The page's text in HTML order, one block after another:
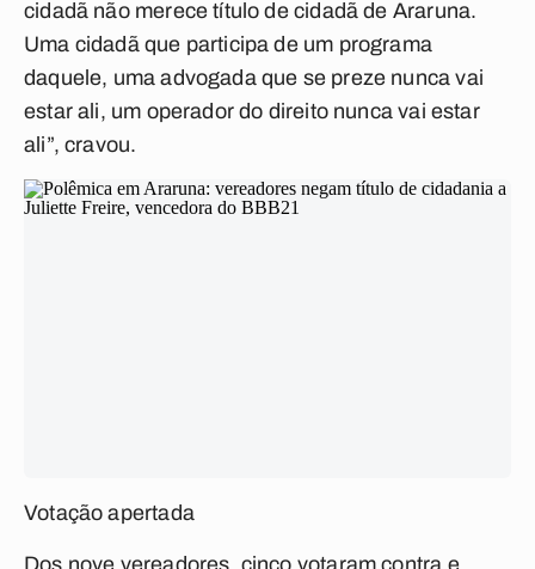
cidadã não merece título de cidadã de Araruna.
Uma cidadã que participa de um programa
daquele, uma advogada que se preze nunca vai
estar ali, um operador do direito nunca vai estar
ali”, cravou.
Votação apertada
Dos nove vereadores, cinco votaram contra e